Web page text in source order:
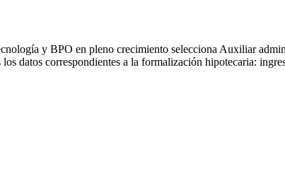
y BPO en pleno crecimiento selecciona Auxiliar
datos correspondientes a la formalización hipotecaria: